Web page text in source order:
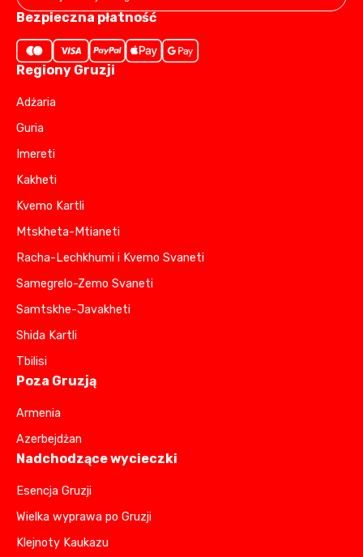
Bezpieczna płatność
Regiony Gruzji
Adżaria
Guria
Imereti
Kakheti
Kvemo Kartli
Mtskheta-Mtianeti
Racha-Lechkhumi i Kvemo Svaneti
Samegrelo-Zemo Svaneti
Samtskhe-Javakheti
Shida Kartli
Tbilisi
Poza Gruzją
Armenia
Azerbejdżan
Nadchodzące wycieczki
Esencja Gruzji
Wielka wyprawa po Gruzji
Klejnoty Kaukazu